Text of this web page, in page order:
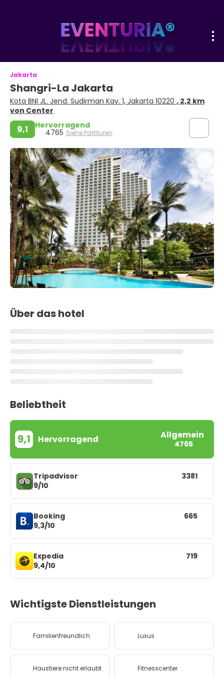
Jakarta
Shangri-La Jakarta
Kota BNI JL. Jend. Sudirman Kav. 1, Jakarta 10220 , 2,2 km
von Center
9,1 Hervorragend
4765 Siehe Partituren
Über das hotel
Beliebtheit
9,1 Hervorragend Allgemein
4765
Tripadvisor
9/10
3381
Booking
9,3/10
665
Expedia
9,4/10
719
Wichtigste Dienstleistungen
Familienfreundlich Luxus
Haustiere nicht erlaubt Fitnesscenter